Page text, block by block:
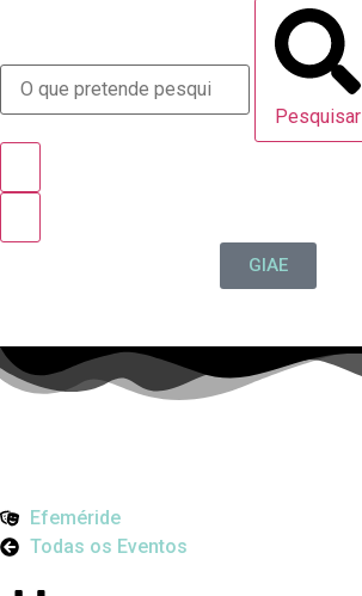
Pesquisar
GIAE
Efeméride
Todas os Eventos